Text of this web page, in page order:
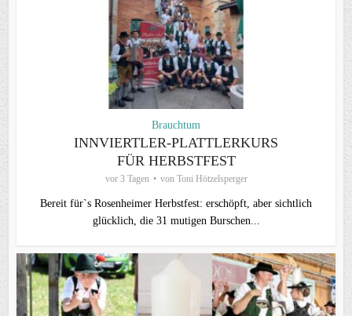
Brauchtum
INNVIERTLER-PLATTLERKURS
FÜR HERBSTFEST
vor 3 Tagen von Toni Hötzelsperger
Bereit für`s Rosenheimer Herbstfest: erschöpft, aber sichtlich
glücklich, die 31 mutigen Burschen...